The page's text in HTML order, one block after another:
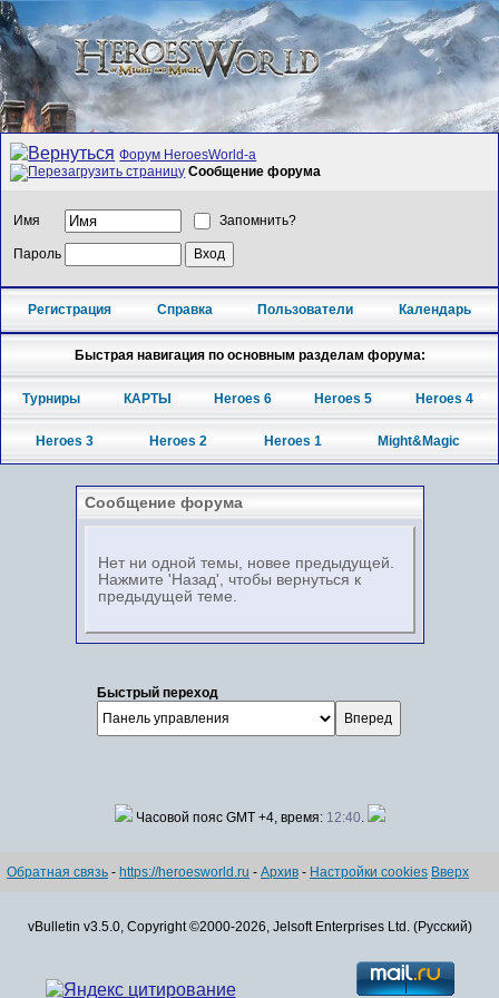
Форум HeroesWorld-а
Сообщение форума
Имя Запомнить?
Пароль
Регистрация Справка Пользователи Календарь
Быстрая навигация по основным разделам форума:
Турниры КАРТЫ Heroes 6 Heroes 5 Heroes 4
Heroes 3 Heroes 2 Heroes 1 Might&Magic
Сообщение форума
Нет ни одной темы, новее предыдущей.
Нажмите 'Назад', чтобы вернуться к
предыдущей теме.
Быстрый переход
Часовой пояс GMT +4, время: 12:40.
Обратная связь - https://heroesworld.ru - Архив - Настройки cookies Вверх
vBulletin v3.5.0, Copyright ©2000-2026, Jelsoft Enterprises Ltd. (Русский)